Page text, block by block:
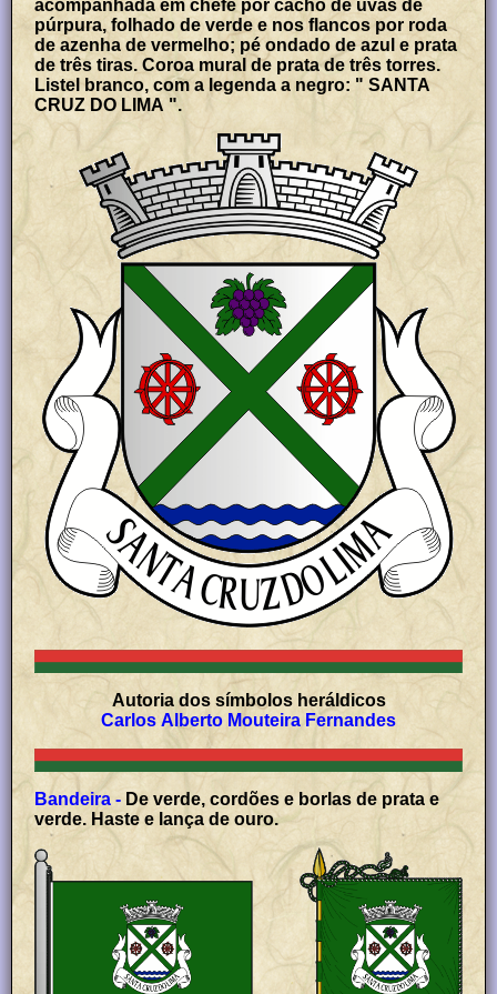
acompanhada em chefe por cacho de uvas de
púrpura, folhado de verde e nos flancos por roda
de azenha de vermelho; pé ondado de azul e prata
de três tiras. Coroa mural de prata de três torres.
Listel branco, com a legenda a negro: " SANTA
CRUZ DO LIMA ".
Autoria dos símbolos heráldicos
Carlos Alberto Mouteira Fernandes
Bandeira - De verde, cordões e borlas de prata e
verde. Haste e lança de ouro.